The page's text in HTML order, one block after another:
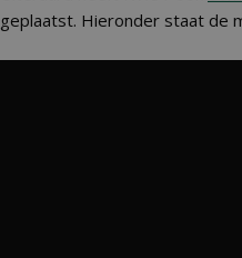
geplaatst. Hieronder staat de